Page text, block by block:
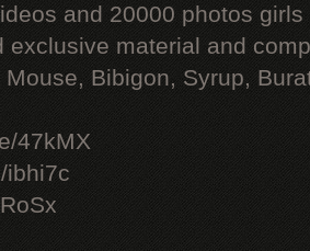
and 20000 photos
exclusive material and
Bibigon, Syrup,
47kMX
ibhi7c